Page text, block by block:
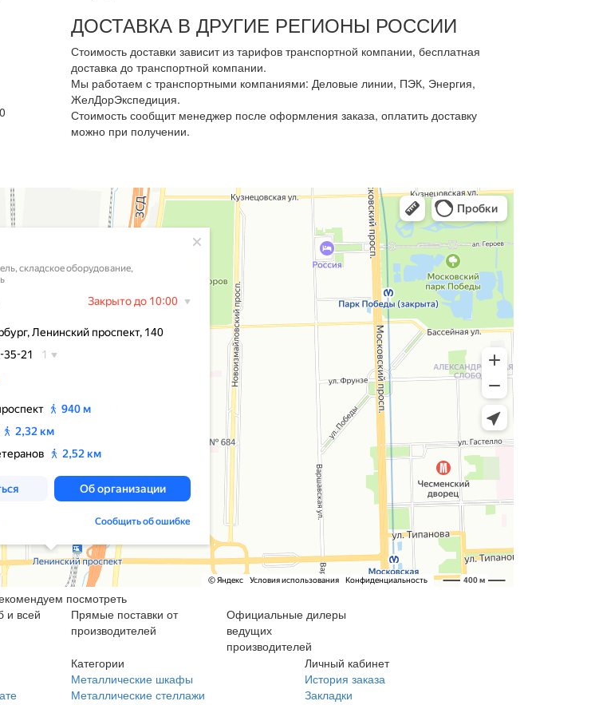
ДОСТАВКА В ДРУГИЕ РЕГИОНЫ РОССИИ
Стоимость доставки зависит из тарифов транспортной компании, бесплатная
доставка до транспортной компании.
Мы работаем с транспортными компаниями: Деловые линии, ПЭК, Энергия,
ЖелДорЭкспедиция.
Стоимость сообщит менеджер после оформления заказа, оплатить доставку
можно при получении.
посмотреть
и всей
Прямые поставки от
производителей
Официальные дилеры
ведущих
производителей
Категории
Металлические шкафы
Металлические стеллажи
Личный кабинет
История заказа
Закладки